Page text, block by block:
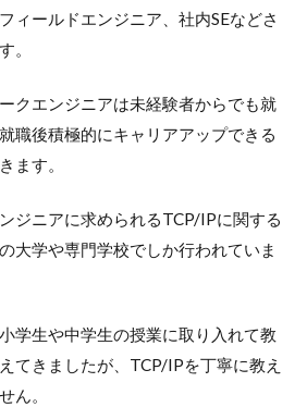
ィールドエンジニア、社内SEなどさ
。
クエンジニアは未経験者からでも就
職後積極的にキャリアアップできる
ます。
ジニアに求められるTCP/IPに関する
大学や専門学校でしか行われていま
学生や中学生の授業に取り入れて教
てきましたが、TCP/IPを丁寧に教え
ん。